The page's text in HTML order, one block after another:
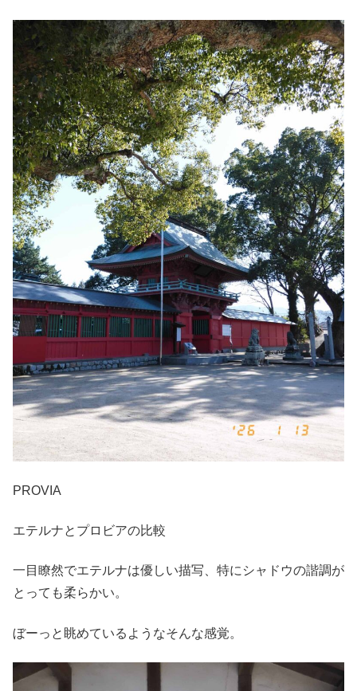
PROVIA
エテルナとプロビアの比較
一目瞭然でエテルナは優しい描写、特にシャドウの諧調が
とっても柔らかい。
ぼーっと眺めているようなそんな感覚。